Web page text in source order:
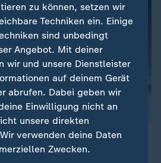
Die Jamaika-
Frist bis morgen Abend
zu können, setzen wir
Techniken ein. Einige
sind unbedingt
Angebot. Mit deiner
wir und unsere Dienstleister
auf deinem Gerät
abrufen. Dabei geben wir
Einwilligung nicht an
unsere direkten
verwenden deine Daten
Zwecken.